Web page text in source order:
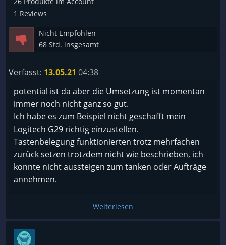
1 Reviews
Nicht Empfohlen
68 Std. insgesamt
Verfasst: 13.05.21 04:38
potential ist da aber die Umsetzung ist momentan
immer noch nicht ganz so gut.
Ich habe es zum Beispiel nicht geschafft mein
Logitech G29 richtig einzustellen.
Tastenbelegung funktionierten trotz mehrfachen
zurück setzen trotzdem nicht wie beschrieben, ich
konnte nicht aussteigen zum tanken oder Aufträge
annehmen.
Schade, an sich nämlich nicht schlecht aber so nur
schwer spielbar.
Weiterlesen